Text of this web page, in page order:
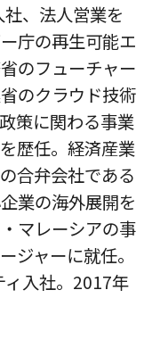
、法人営業を
庁の再生可能エ
のフューチャー
のクラウド技術
策に関わる事業
歴任。経済産業
合弁会社である
業の海外展開を
マレーシアの事
ジャーに就任。
入社。2017年